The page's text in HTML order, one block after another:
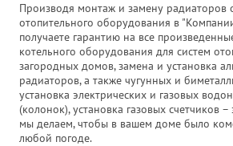
Производя монтаж и замену радиаторов
отопительного оборудования в
получаете гарантию на все
котельного оборудования для систем
загородных домов, замена и установка
радиаторов, а также чугунных и
установка электрических и газовых
(колонок), установка газовых счетчиков
мы делаем, чтобы в вашем доме было
любой погоде.